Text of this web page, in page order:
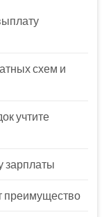
схем и
учтите
зарплаты
преимущество